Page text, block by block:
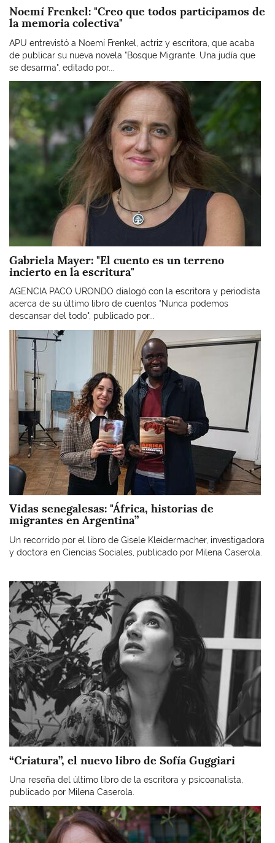
Noemí Frenkel: "Creo que todos participamos de
la memoria colectiva"
APU entrevistó a Noemí Frenkel, actriz y escritora, que acaba
de publicar su nueva novela "Bosque Migrante. Una judía que
se desarma", editado por...
Gabriela Mayer: "El cuento es un terreno
incierto en la escritura"
AGENCIA PACO URONDO dialogó con la escritora y periodista
acerca de su último libro de cuentos "Nunca podemos
descansar del todo", publicado por...
Imagen
Vidas senegalesas: "África, historias de
migrantes en Argentina”
Un recorrido por el libro de Gisele Kleidermacher, investigadora
y doctora en Ciencias Sociales, publicado por Milena Caserola.
Imagen
“Criatura”, el nuevo libro de Sofía Guggiari
Una reseña del último libro de la escritora y psicoanalista,
publicado por Milena Caserola.
Imagen